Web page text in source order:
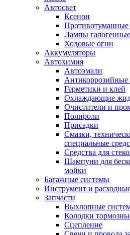
Автосвет
Ксенон
Лампы
Ходовые огни
Аккумуляторы
Автохимия
Автоэмали
Антикоррозийные
Герметики и клей
Охлаждающие
Очистители и
Полироли
Присадки
Смазки,
специальные
Средства для
Шампуни для
мойки
Багажные системы
Инструмент и
Запчасти
Выхлопные
Колодки
Сцепление